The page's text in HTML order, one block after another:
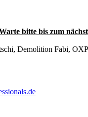
bitte bis zum
Demolition Fabi,